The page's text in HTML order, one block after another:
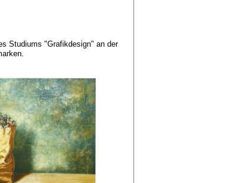
Studiums "Grafikdesign" an der